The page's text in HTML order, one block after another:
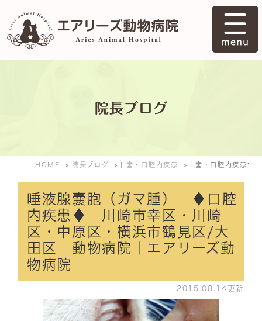
院長ブログ
HOME 院長ブログ j.歯・口腔内疾患
唾液腺嚢胞（ガマ腫） ♦口腔
内疾患♦ 川崎市幸区・川崎
区・中原区・横浜市鶴見区/大
田区 動物病院｜エアリーズ動
物病院
2015.08.14更新